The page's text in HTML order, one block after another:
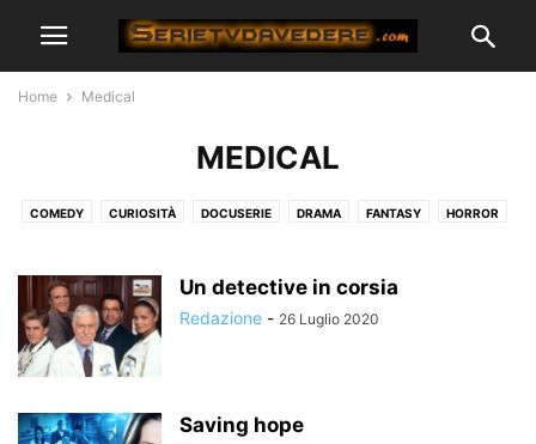
Home Medical
MEDICAL
COMEDY CURIOSITÀ DOCUSERIE DRAMA FANTASY HORROR
ROMANTICO SERVIZI STREAMING
Un detective in corsia
Redazione - 26 Luglio 2020
Saving hope